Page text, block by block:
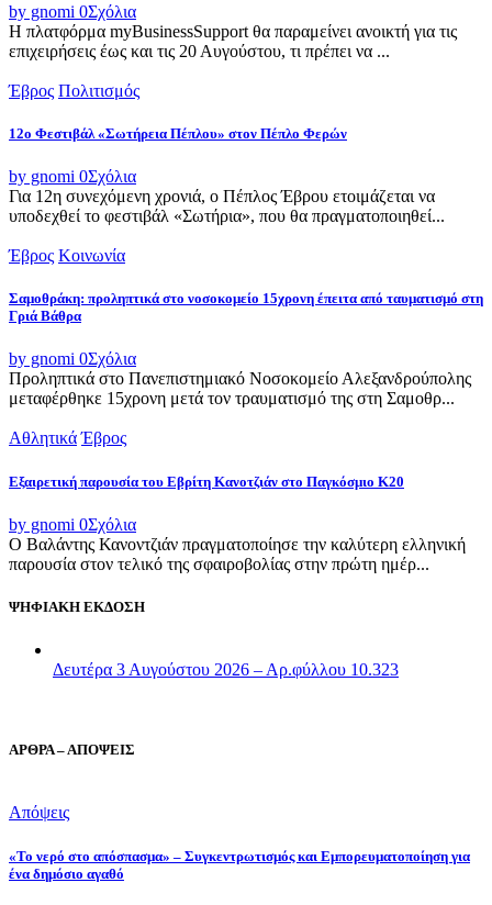
by gnomi 0Σχόλια
Η πλατφόρμα myBusinessSupport θα παραμείνει ανοικτή για τις
επιχειρήσεις έως και τις 20 Αυγούστου, τι πρέπει να ...
Έβρος Πολιτισμός
12ο Φεστιβάλ «Σωτήρεια Πέπλου» στον Πέπλο Φερών
by gnomi 0Σχόλια
Για 12η συνεχόμενη χρονιά, ο Πέπλος Έβρου ετοιμάζεται να
υποδεχθεί το φεστιβάλ «Σωτήρια», που θα πραγματοποιηθεί...
Έβρος Κοινωνία
Σαμοθράκη: προληπτικά στο νοσοκομείο 15χρονη έπειτα από ταυματισμό στη
Γριά Βάθρα
by gnomi 0Σχόλια
Προληπτικά στο Πανεπιστημιακό Νοσοκομείο Αλεξανδρούπολης
μεταφέρθηκε 15χρονη μετά τον τραυματισμό της στη Σαμοθρ...
Αθλητικά Έβρος
Εξαιρετική παρουσία του Εβρίτη Κανοτζιάν στο Παγκόσμιο Κ20
by gnomi 0Σχόλια
Ο Βαλάντης Κανοντζιάν πραγματοποίησε την καλύτερη ελληνική
παρουσία στον τελικό της σφαιροβολίας στην πρώτη ημέρ...
ΨΗΦΙΑΚΗ ΕΚΔΟΣΗ
Δευτέρα 3 Αυγούστου 2026 – Αρ.φύλλου 10.323
ΑΡΘΡΑ – ΑΠΟΨΕΙΣ
Απόψεις
«Το νερό στο απόσπασμα» – Συγκεντρωτισμός και Εμπορευματοποίηση για
ένα δημόσιο αγαθό